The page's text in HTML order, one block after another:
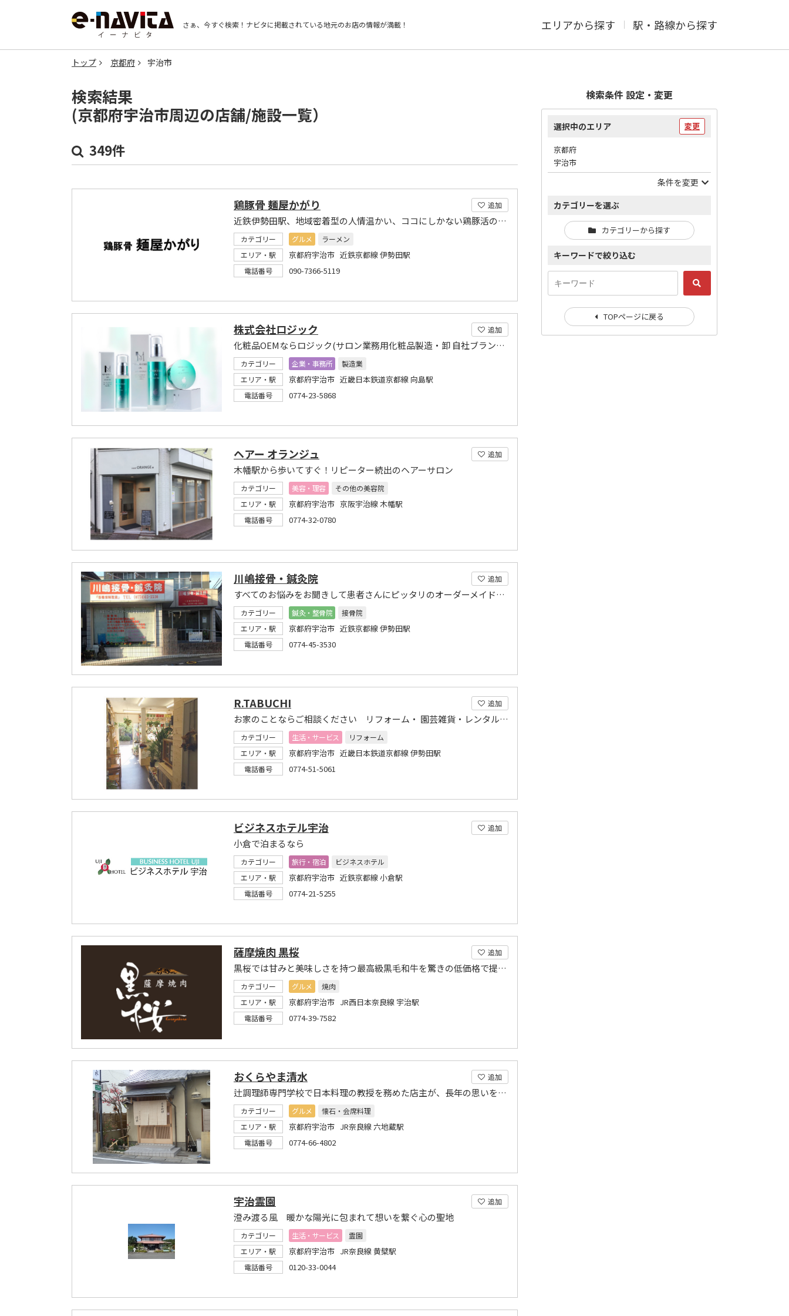
さぁ、今すぐ検索！ ナビタに掲載されている地元のお店の情報が満載！ エリアから探す 駅・路線から探す
トップ 京都府 宇治市
検索結果
(京都府宇治市周辺の店舗/施設一覧）
349件
追加
鶏豚骨 麺屋かがり
近鉄伊勢田駅、地域密着型の人情温かい、ココにしかない鶏豚活のラーメン店
カテゴリー グルメ
ラーメン
エリア・駅
京都府宇治市 近鉄京都線 伊勢田駅
電話番号 090-7366-5119
追加
株式会社ロジック
化粧品OEMならロジック(サロン業務用化粧品製造・卸 自社ブランド開発)向島駅徒歩10分
カテゴリー 企業・事務所
製造業
エリア・駅
京都府宇治市 近畿日本鉄道京都線 向島駅
電話番号 0774-23-5868
追加
ヘアー オランジュ
木幡駅から歩いてすぐ！リピーター続出のヘアーサロン
カテゴリー 美容・理容
その他の美容院
エリア・駅
京都府宇治市 京阪宇治線 木幡駅
電話番号 0774-32-0780
追加
川嶋接骨・鍼灸院
すべてのお悩みをお聞きして患者さんにピッタリのオーダーメイド治療を行います
カテゴリー 鍼灸・整骨院
接骨院
エリア・駅
京都府宇治市 近鉄京都線 伊勢田駅
電話番号 0774-45-3530
追加
R.TABUCHI
お家のことならご相談ください リフォーム・ 園芸雑貨・レンタルルーム
カテゴリー 生活・サービス
リフォーム
エリア・駅
京都府宇治市 近畿日本鉄道京都線 伊勢田駅
電話番号 0774-51-5061
追加
ビジネスホテル宇治
小倉で泊まるなら
カテゴリー 旅行・宿泊
ビジネスホテル
エリア・駅
京都府宇治市 近鉄京都線 小倉駅
電話番号 0774-21-5255
追加
薩摩焼肉 黒桜
黒桜では甘みと美味しさを持つ最高級黒毛和牛を驚きの低価格で提供します!
カテゴリー グルメ
焼肉
エリア・駅
京都府宇治市 JR西日本奈良線 宇治駅
電話番号 0774-39-7582
追加
おくらやま清水
辻調理師専門学校で日本料理の教授を務めた店主が、長年の思いを込めて開業した割烹。
カテゴリー グルメ
懐石・会席料理
エリア・駅
京都府宇治市 JR奈良線 六地蔵駅
電話番号 0774-66-4802
追加
宇治霊園
澄み渡る風 暖かな陽光に包まれて想いを繋ぐ心の聖地
カテゴリー 生活・サービス
霊園
エリア・駅
京都府宇治市 JR奈良線 黄檗駅
電話番号 0120-33-0044
検索条件 設定・変更
選択中のエリア 変更
京都府
宇治市
条件を変更
カテゴリーを選ぶ
カテゴリーから探す
キーワードで絞り込む
TOPページに戻る